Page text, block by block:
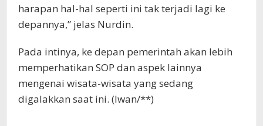
harapan hal-hal seperti ini tak terjadi lagi ke
depannya,” jelas Nurdin.
Pada intinya, ke depan pemerintah akan lebih
memperhatikan SOP dan aspek lainnya
mengenai wisata-wisata yang sedang
digalakkan saat ini. (Iwan/**)